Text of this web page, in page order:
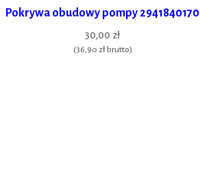
Pokrywa obudowy pompy 2941840170
30,00 zł
(36,90 złbrutto)